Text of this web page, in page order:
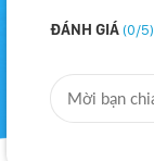
ĐÁNH GIÁ (0/5)